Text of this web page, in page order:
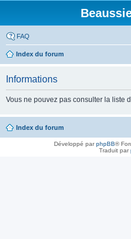
FAQ
Index du forum
Informations
Vous ne pouvez pas consulter la liste
Index du forum
Développé parphpBB®
Traduit par